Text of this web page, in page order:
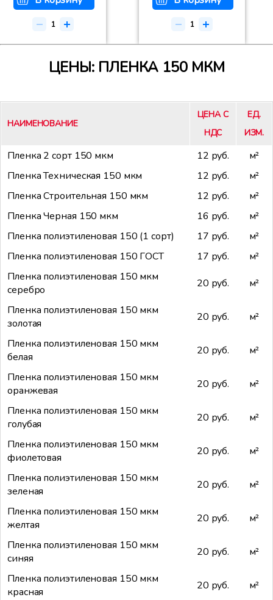
ЦЕНЫ: ПЛЕНКА 150 МКМ
НАИМЕНОВАНИЕ
ЦЕНА С
НДС
ЕД.
ИЗМ.
Пленка 2 сорт 150 мкм 12 руб.
м²
Пленка Техническая 150 мкм
12 руб.
м²
Пленка Строительная 150 мкм
12 руб.
м²
Пленка Черная 150 мкм
16 руб.
м²
Пленка полиэтиленовая 150 (1 сорт)
17 руб.
м²
Пленка полиэтиленовая 150 ГОСТ
17 руб.
м²
Пленка полиэтиленовая 150 мкм
серебро
20 руб.
м²
Пленка полиэтиленовая 150 мкм
золотая
20 руб.
м²
Пленка полиэтиленовая 150 мкм
белая
20 руб.
м²
Пленка полиэтиленовая 150 мкм
оранжевая
20 руб.
м²
Пленка полиэтиленовая 150 мкм
голубая
20 руб.
м²
Пленка полиэтиленовая 150 мкм
фиолетовая
20 руб.
м²
Пленка полиэтиленовая 150 мкм
зеленая
20 руб.
м²
Пленка полиэтиленовая 150 мкм
желтая
20 руб.
м²
Пленка полиэтиленовая 150 мкм
синяя
20 руб.
м²
Пленка полиэтиленовая 150 мкм
красная
20 руб.
м²